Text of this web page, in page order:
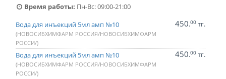
Время работы: Пн-Вс: 09:00-21:00
Вода для инъекций 5мл амп №10
(НОВОСИБХИМФАРМ РОССИЯ/НОВОСИБХИМФАРМ
РОССИ/)
450.00 тг.
Вода для инъекций 5мл амп №10
(НОВОСИБХИМФАРМ РОССИЯ/НОВОСИБХИМФАРМ
РОССИ/)
450.00 тг.